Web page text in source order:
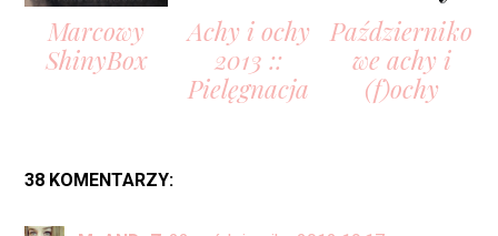
Marcowy
ShinyBox
Achy i ochy
2013 ::
Pielęgnacja
Październiko
we achy i
(f)ochy
38 KOMENTARZY: